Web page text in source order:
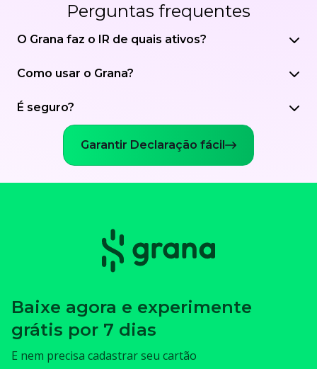
Perguntas frequentes
O Grana faz o IR de quais ativos?
Como usar o Grana?
É seguro?
Garantir Declaração fácil
Baixe agora e experimente
grátis por 7 dias
E nem precisa cadastrar seu cartão